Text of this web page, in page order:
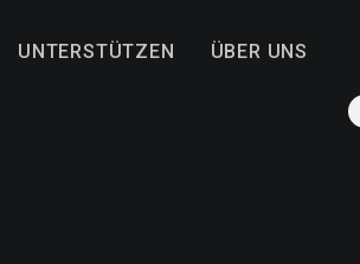
UNTERSTÜTZEN ÜBER UNS